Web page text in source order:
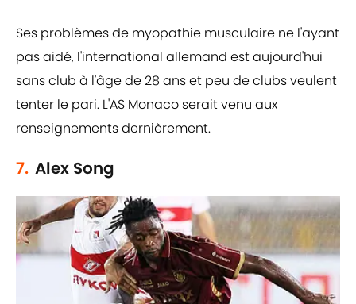
Ses problèmes de myopathie musculaire ne l'ayant
pas aidé, l'international allemand est aujourd'hui
sans club à l'âge de 28 ans et peu de clubs veulent
tenter le pari. L'AS Monaco serait venu aux
renseignements dernièrement.
7. Alex Song